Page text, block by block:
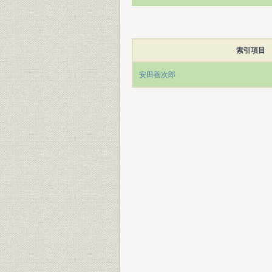
索引項目
安田善次郎